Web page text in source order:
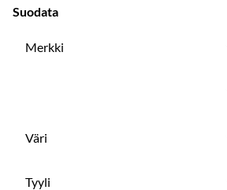
Suodata
Merkki
Väri
Tyyli